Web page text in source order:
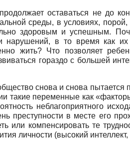
оставаться не до
среды, в условиях,
здоровым и успешным.
нарушений, в то время как
жить? Что позволяет
гораздо с большей
снова и снова
такие переменные как
неблагоприятного
преступности в месте его
или компенсировать те
личности (высокий